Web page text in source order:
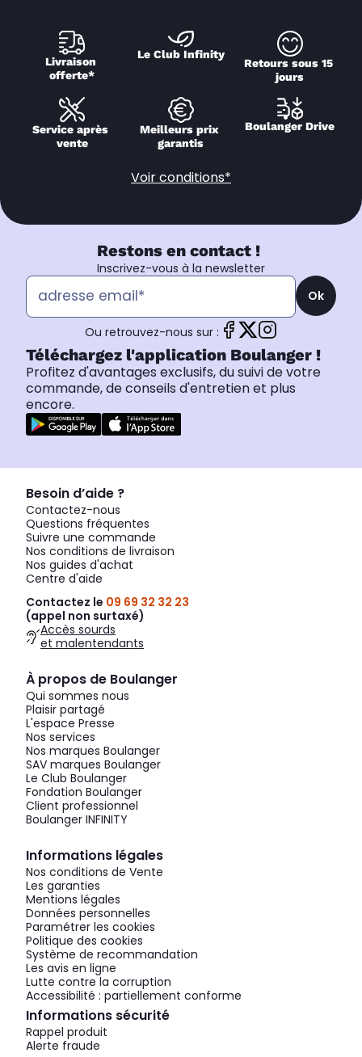
Livraison
offerte*
Le Club Infinity
Retours sous 15
jours
Service après
vente
Meilleurs prix
garantis
Boulanger Drive
Voir conditions*
Restons en contact !
Inscrivez-vous à la newsletter
Ok
Ou retrouvez-nous sur :
Téléchargez l'application Boulanger !
Profitez d'avantages exclusifs, du suivi de votre
commande, de conseils d'entretien et plus
encore.
Besoin d’aide ?
Contactez-nous
Questions fréquentes
Suivre une commande
Nos conditions de livraison
Nos guides d'achat
Centre d'aide
Contactez le 09 69 32 32 23
(appel non surtaxé)
Accès sourds
et malentendants
À propos de Boulanger
Qui sommes nous
Plaisir partagé
L'espace Presse
Nos services
Nos marques Boulanger
SAV marques Boulanger
Le Club Boulanger
Fondation Boulanger
Client professionnel
Boulanger INFINITY
Informations légales
Nos conditions de Vente
Les garanties
Mentions légales
Données personnelles
Paramétrer les cookies
Politique des cookies
Système de recommandation
Les avis en ligne
Lutte contre la corruption
Accessibilité : partiellement conforme
Informations sécurité
Rappel produit
Alerte fraude